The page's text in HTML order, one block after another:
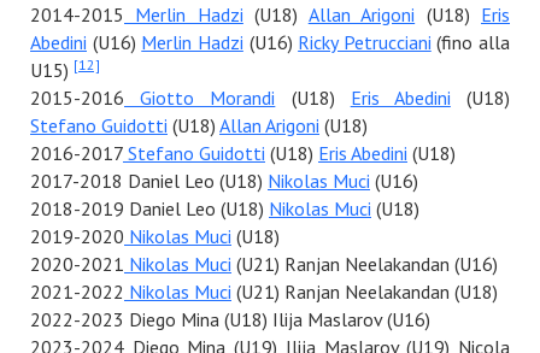
2014-2015 Merlin Hadzi (U18) Allan Arigoni (U18) Eris
Abedini (U16) Merlin Hadzi (U16) Ricky Petrucciani (fino alla
U15) [12]
2015-2016 Giotto Morandi (U18) Eris Abedini (U18)
Stefano Guidotti (U18) Allan Arigoni (U18)
2016-2017 Stefano Guidotti (U18) Eris Abedini (U18)
2017-2018 Daniel Leo (U18) Nikolas Muci (U16)
2018-2019 Daniel Leo (U18) Nikolas Muci (U18)
2019-2020 Nikolas Muci (U18)
2020-2021 Nikolas Muci (U21) Ranjan Neelakandan (U16)
2021-2022 Nikolas Muci (U21) Ranjan Neelakandan (U18)
2022-2023 Diego Mina (U18) Ilija Maslarov (U16)
2023-2024 Diego Mina (U19) Ilija Maslarov (U19) Nicola